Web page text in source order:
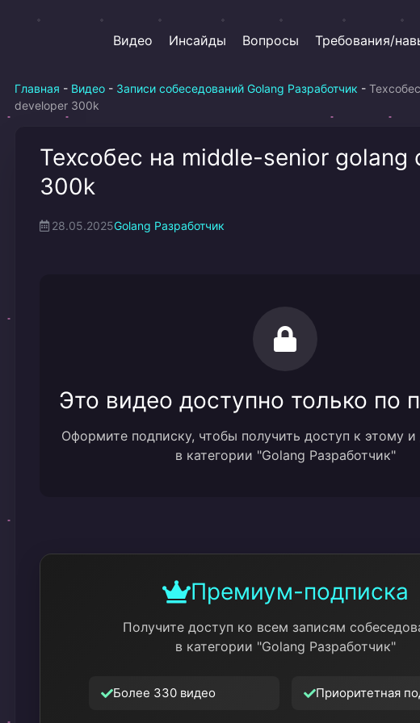
Видео Инсайды Вопросы Требования/
Главная - Видео - Записи собеседований Golang Разработчик -
developer 300k
Техсобес на middle-senior golang
300k
28.05.2025Golang Разработчик
Это видео доступно только по
Оформите подписку, чтобы получить доступ к этому
в категории "Golang Разработчик"
Премиум-подписка
Получите доступ ко всем записям
в категории "Golang Разработчик"
Более 330 видео Приоритетная